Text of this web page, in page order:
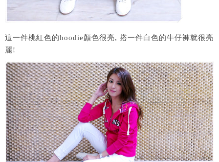
這一件桃紅色的hoodie顏色很亮, 搭一件白色的牛仔褲就很亮
麗!